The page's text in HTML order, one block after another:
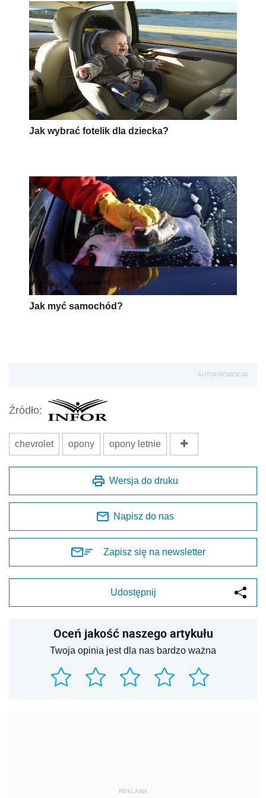
Jak wybrać fotelik dla dziecka?
Jak myć samochód?
AUTOPROMOCJA
Źródło:
chevrolet opony opony letnie
Wersja do druku
Napisz do nas
Zapisz się na newsletter
Udostępnij
Oceń jakość naszego artykułu
Twoja opinia jest dla nas bardzo ważna
REKLAMA